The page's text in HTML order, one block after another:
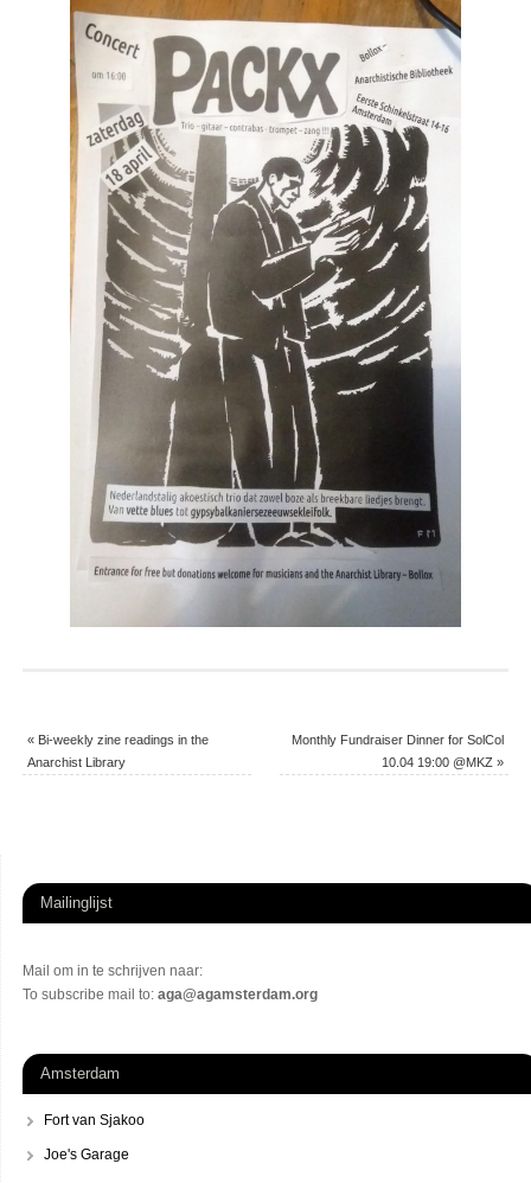
«Bi-weekly zine readings in the
Anarchist Library
Monthly Fundraiser Dinner for SolCol
10.04 19:00 @MKZ»
Mailinglijst
Mail om in te schrijven naar:
To subscribe mail to: aga@agamsterdam.org
Amsterdam
Fort van Sjakoo
Joe's Garage